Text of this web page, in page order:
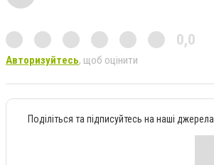
0,0
Авторизуйтесь, щоб оцінити
Поділіться та підписуйтесь на наші джерела